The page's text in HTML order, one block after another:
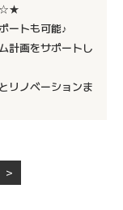
ートも可能♪
計画をサポートし
リノベーションま
>